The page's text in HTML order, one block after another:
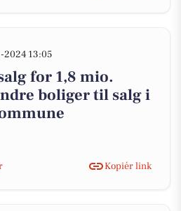
2024 13:05
for 1,8 mio.
boliger til salg i
Kopiér link